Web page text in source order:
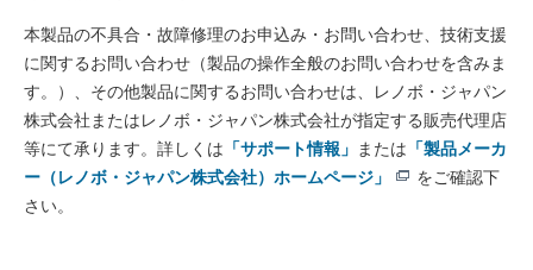
本製品の不具合・故障修理のお申込み・お問い合わせ、技術支援
に関するお問い合わせ（製品の操作全般のお問い合わせを含みま
す。）、その他製品に関するお問い合わせは、レノボ・ジャパン
株式会社またはレノボ・ジャパン株式会社が指定する販売代理店
等にて承ります。詳しくは 「サポート情報」 または 「製品メーカ
ー（レノボ・ジャパン株式会社）ホームページ」
をご確認下
さい。